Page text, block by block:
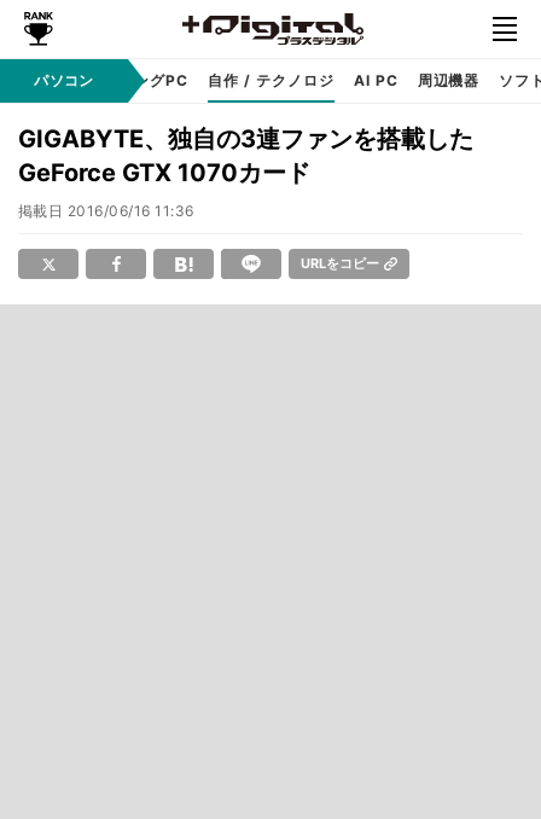
パソコン
PC本体 ゲーミングPC 自作 / テクノロジ AI PC 周辺機器 ソフ
GIGABYTE、独自の3連ファンを搭載した
GeForce GTX 1070カード
掲載日 2016/06/16 11:36
URLをコピー